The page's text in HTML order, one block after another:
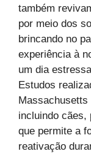
também
por meio dos
brincando no
experiência à
um dia
Estudos
Massachusetts
incluindo cães,
que permite a
reativação